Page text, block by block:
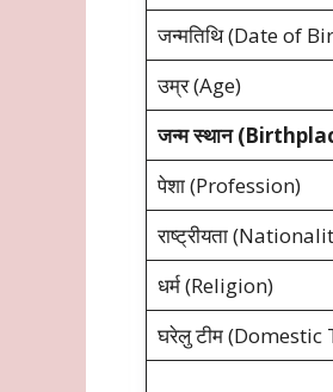
जन्मतिथि (Date of
उम्र (Age)
जन्म स्थान
पेशा (Profession)
राष्ट्रीयता
धर्म (Religion)
घरेलु टीम (Domestic